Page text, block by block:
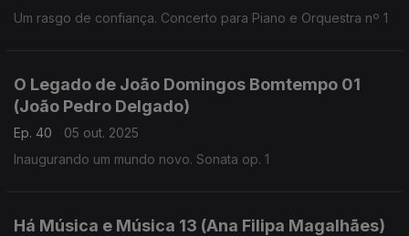
Um rasgo de confiança. Concerto para Piano e Orquestra nº 1
O Legado de João Domingos Bomtempo 01
(João Pedro Delgado)
Ep. 40
05 out. 2025
Inaugurando um mundo novo. Sonata op. 1
Há Música e Música 13 (Ana Filipa Magalhães)